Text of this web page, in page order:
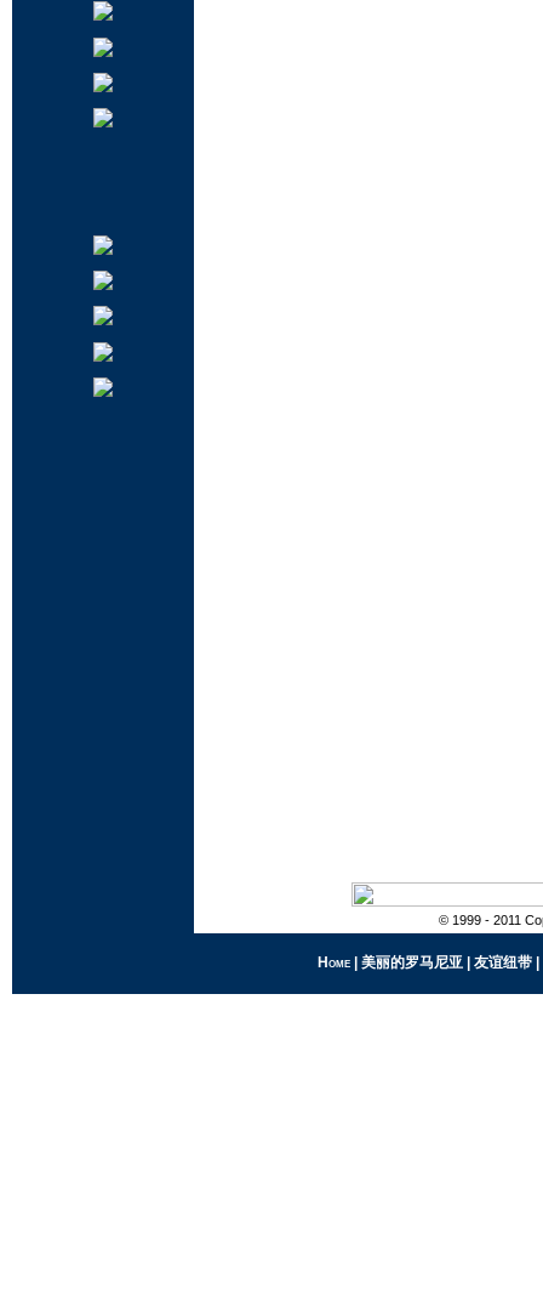
© 1999 - 2011
Home 美丽的罗马尼亚 友谊纽带